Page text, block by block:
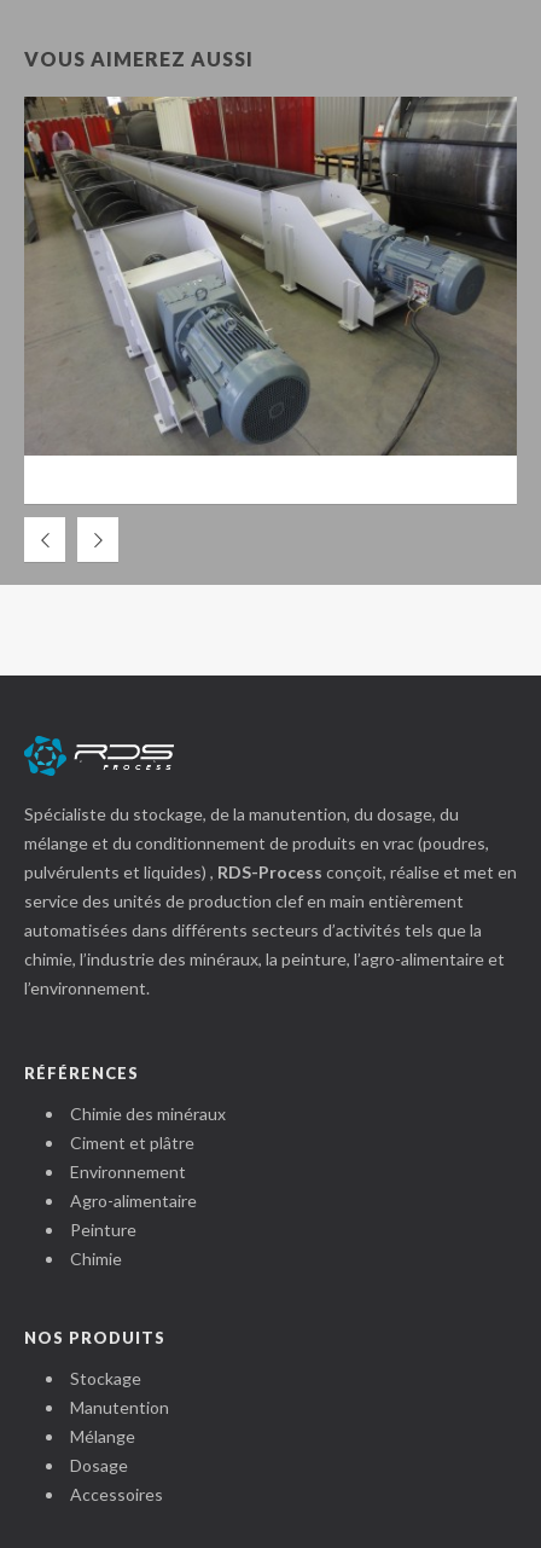
VOUS AIMEREZ AUSSI
Spécialiste du stockage, de la manutention, du dosage, du
mélange et du conditionnement de produits en vrac (poudres,
pulvérulents et liquides) , RDS-Process conçoit, réalise et met en
service des unités de production clef en main entièrement
automatisées dans différents secteurs d’activités tels que la
chimie, l’industrie des minéraux, la peinture, l’agro-alimentaire et
l’environnement.
RÉFÉRENCES
Chimie des minéraux
Ciment et plâtre
Environnement
Agro-alimentaire
Peinture
Chimie
NOS PRODUITS
Stockage
Manutention
Mélange
Dosage
Accessoires